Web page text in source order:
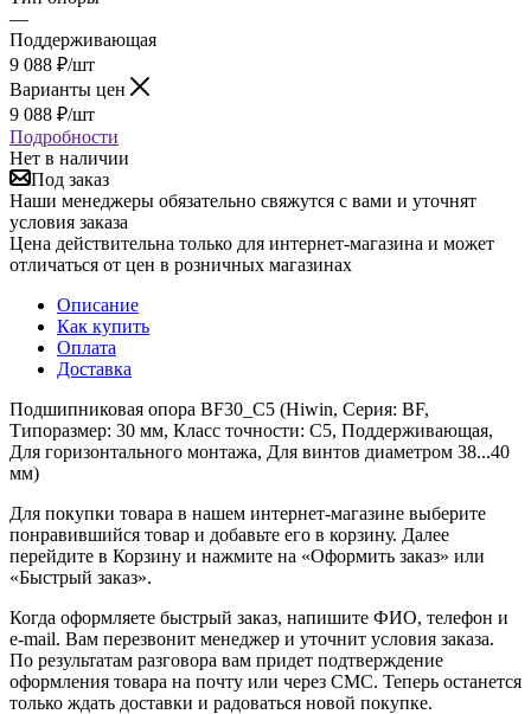
—
Поддерживающая
9 088 ₽/шт
Варианты цен
9 088 ₽/шт
Подробности
Нет в наличии
Под заказ
Наши менеджеры обязательно свяжутся с вами и уточнят
условия заказа
Цена действительна только для интернет-магазина и может
отличаться от цен в розничных магазинах
Описание
Как купить
Оплата
Доставка
Подшипниковая опора BF30_C5 (Hiwin, Серия: BF,
Типоразмер: 30 мм, Класс точности: С5, Поддерживающая,
Для горизонтального монтажа, Для винтов диаметром 38...40
мм)
Для покупки товара в нашем интернет-магазине выберите
понравившийся товар и добавьте его в корзину. Далее
перейдите в Корзину и нажмите на «Оформить заказ» или
«Быстрый заказ».
Когда оформляете быстрый заказ, напишите ФИО, телефон и
e-mail. Вам перезвонит менеджер и уточнит условия заказа.
По результатам разговора вам придет подтверждение
оформления товара на почту или через СМС. Теперь останется
только ждать доставки и радоваться новой покупке.